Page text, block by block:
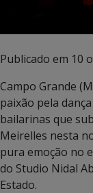
Publicado em 10
Campo Grande
paixão pela
bailarinas que
Meirelles nesta
pura emoção no
do Studio Nidal
Estado.